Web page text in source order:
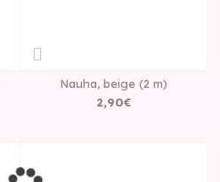
Nauha, beige (2 m)
2,90€